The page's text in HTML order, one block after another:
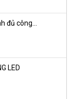
đủ công…
LED